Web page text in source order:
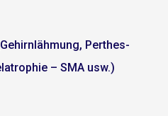
Perthes-
– SMA usw.)